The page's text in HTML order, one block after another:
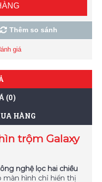
Thêm so sánh
giá
(0)
HÀNG
trộm Galaxy
nghệ lọc hai chiều
màn hình chỉ hiển thị